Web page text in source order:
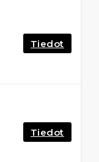
Tiedot
Tiedot